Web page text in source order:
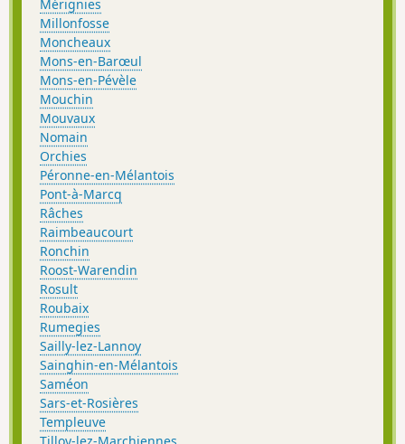
Mérignies
Millonfosse
Moncheaux
Mons-en-Barœul
Mons-en-Pévèle
Mouchin
Mouvaux
Nomain
Orchies
Péronne-en-Mélantois
Pont-à-Marcq
Râches
Raimbeaucourt
Ronchin
Roost-Warendin
Rosult
Roubaix
Rumegies
Sailly-lez-Lannoy
Sainghin-en-Mélantois
Saméon
Sars-et-Rosières
Templeuve